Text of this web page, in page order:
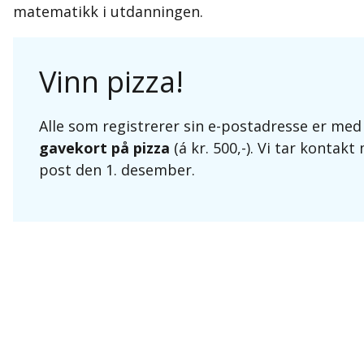
matematikk i utdanningen.
Vinn pizza!
Alle som registrerer sin e-postadresse er
gavekort på pizza (á kr. 500,-). Vi tar kontakt
post den 1. desember.